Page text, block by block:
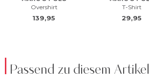
Passend zu diesem Artikel